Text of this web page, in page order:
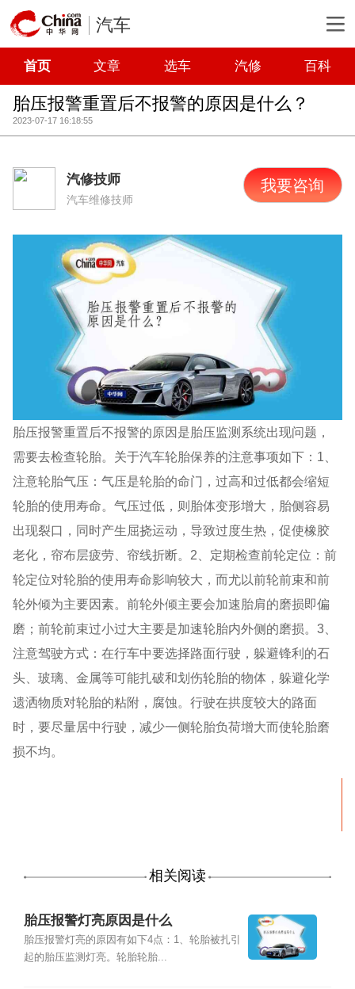
汽车
首页 文章 选车 汽修 百科
胎压报警重置后不报警的原因是什么？
2023-07-17 16:18:55
汽修技师
汽车维修技师
我要咨询
胎压报警重置后不报警的原因是胎压监测系统出现问题，
需要去检查轮胎。关于汽车轮胎保养的注意事项如下：1、
注意轮胎气压：气压是轮胎的命门，过高和过低都会缩短
轮胎的使用寿命。气压过低，则胎体变形增大，胎侧容易
出现裂口，同时产生屈挠运动，导致过度生热，促使橡胶
老化，帘布层疲劳、帘线折断。2、定期检查前轮定位：前
轮定位对轮胎的使用寿命影响较大，而尤以前轮前束和前
轮外倾为主要因素。前轮外倾主要会加速胎肩的磨损即偏
磨；前轮前束过小过大主要是加速轮胎内外侧的磨损。3、
注意驾驶方式：在行车中要选择路面行驶，躲避锋利的石
头、玻璃、金属等可能扎破和划伤轮胎的物体，躲避化学
遗洒物质对轮胎的粘附，腐蚀。行驶在拱度较大的路面
时，要尽量居中行驶，减少一侧轮胎负荷增大而使轮胎磨
损不均。
相关阅读
胎压报警灯亮原因是什么
胎压报警灯亮的原因有如下4点：1、轮胎被扎引
起的胎压监测灯亮。轮胎轮胎...